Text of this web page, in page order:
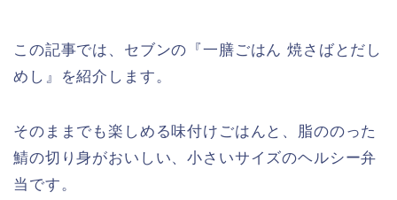
この記事では、セブンの『一膳ごはん 焼さばとだし
めし』を紹介します。
そのままでも楽しめる味付けごはんと、脂ののった
鯖の切り身がおいしい、小さいサイズのヘルシー弁
当です。